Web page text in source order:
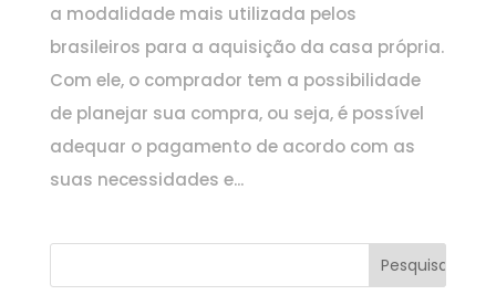
a modalidade mais utilizada pelos
brasileiros para a aquisição da casa própria.
Com ele, o comprador tem a possibilidade
de planejar sua compra, ou seja, é possível
adequar o pagamento de acordo com as
suas necessidades e...